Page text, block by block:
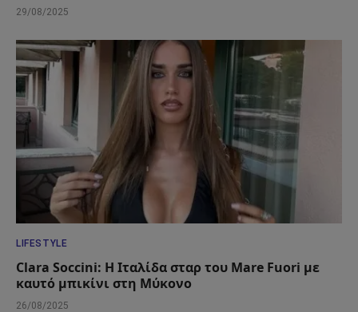
29/08/2025
LIFESTYLE
Clara Soccini: Η Ιταλίδα σταρ του Mare Fuori με
καυτό μπικίνι στη Μύκονο
26/08/2025